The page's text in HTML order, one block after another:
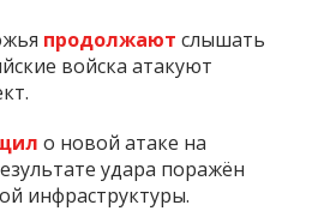
продолжают слышать
войска атакуют
о новой атаке на
удара поражён
инфраструктуры.